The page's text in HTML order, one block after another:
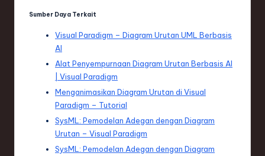
Sumber Daya Terkait
Visual Paradigm – Diagram Urutan UML Berbasis
AI
Alat Penyempurnaan Diagram Urutan Berbasis AI
| Visual Paradigm
Menganimasikan Diagram Urutan di Visual
Paradigm – Tutorial
SysML: Pemodelan Adegan dengan Diagram
Urutan – Visual Paradigm
SysML: Pemodelan Adegan dengan Diagram